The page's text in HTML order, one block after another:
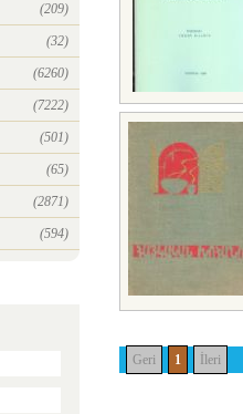
(209)
(32)
(6260)
(7222)
(501)
(65)
(2871)
(594)
Geri 1 İleri